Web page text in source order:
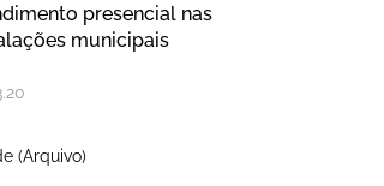
presencial nas
municipais
.20
(Arquivo)